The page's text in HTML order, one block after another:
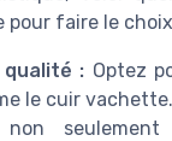
pour faire le
: Optez
le cuir
seulement